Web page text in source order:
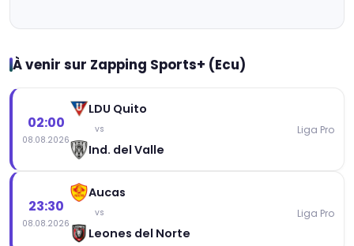
À venir sur Zapping Sports+ (Ecu)
02:00
08.08.2026
LDU Quito
vs
Ind. del Valle
Liga Pro
23:30
08.08.2026
Aucas
vs
Leones del Norte
Liga Pro